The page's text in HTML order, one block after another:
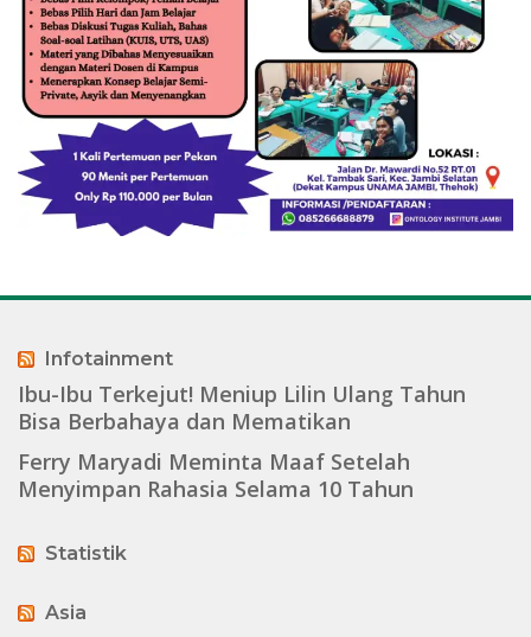
Infotainment
Ibu-Ibu Terkejut! Meniup Lilin Ulang Tahun
Bisa Berbahaya dan Mematikan
Ferry Maryadi Meminta Maaf Setelah
Menyimpan Rahasia Selama 10 Tahun
Statistik
Asia